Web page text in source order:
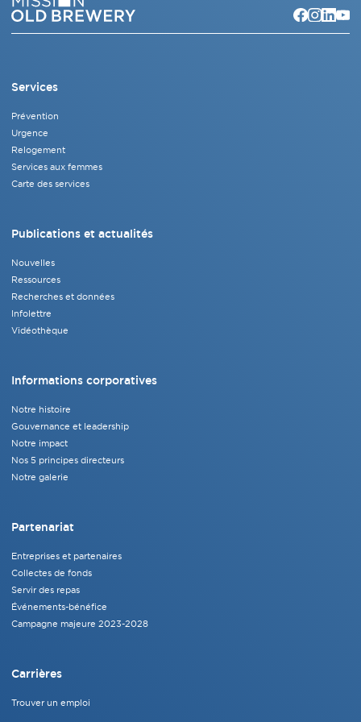
Services
Prévention
Urgence
Relogement
Services aux femmes
Carte des services
Publications et actualités
Nouvelles
Ressources
Recherches et données
Infolettre
Vidéothèque
Informations corporatives
Notre histoire
Gouvernance et leadership
Notre impact
Nos 5 principes directeurs
Notre galerie
Partenariat
Entreprises et partenaires
Collectes de fonds
Servir des repas
Événements-bénéfice
Campagne majeure 2023-2028
Carrières
Trouver un emploi